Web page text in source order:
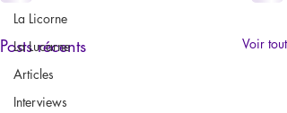
La Licorne
La Lucarne
Articles
Interviews
Posts récents Voir tout